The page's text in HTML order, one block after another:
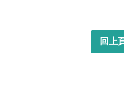
回上